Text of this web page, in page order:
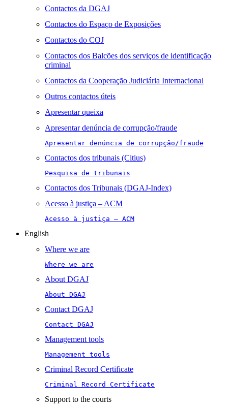
Contactos da DGAJ
Contactos do Espaço de Exposições
Contactos do COJ
Contactos dos Balcões dos serviços de identificação
criminal
Contactos da Cooperação Judiciária Internacional
Outros contactos úteis
Apresentar queixa
Apresentar denúncia de corrupção/fraude
Apresentar denúncia de corrupção/fraude
Contactos dos tribunais (Citius)
Pesquisa de tribunais
Contactos dos Tribunais (DGAJ-Index)
Acesso à justiça – ACM
Acesso à justiça – ACM
English
Where we are
Where we are
About DGAJ
About DGAJ
Contact DGAJ
Contact DGAJ
Management tools
Management tools
Criminal Record Certificate
Criminal Record Certificate
Support to the courts